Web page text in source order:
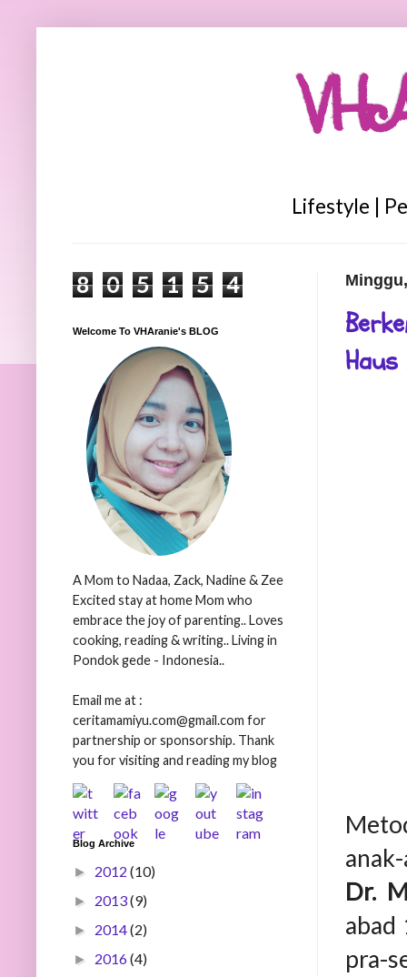
Lifestyle |
Dr.
abad
pra-
8 0 5 1 5 4
Welcome To VHAranie's BLOG
A Mom to Nadaa, Zack, Nadine & Zee
Excited stay at home Mom who
embrace the joy of parenting.. Loves
cooking, reading & writing.. Living in
Pondok gede - Indonesia..
Email me at :
ceritamamiyu.com@gmail.com for
partnership or sponsorship. Thank
you for visiting and reading my blog
Blog Archive
► 2012 (10)
► 2013(9)
► 2014(2)
► 2016(4)